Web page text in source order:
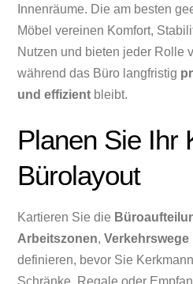
Innenräume. Die am besten
Möbel vereinen Komfort,
Nutzen und bieten jeder Rolle
während das Büro langfristig
und effizient bleibt.
Planen Sie Ihr
Bürolayout
Kartieren Sie die
Arbeitszonen,Verkehrswege
definieren, bevor Sie